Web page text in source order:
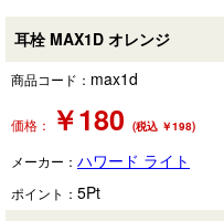
耳栓 MAX1D オレンジ
商品コード： max1d
価格： ￥180 (税込 ￥198)
メーカー： ハワード ライト
ポイント： 5Pt